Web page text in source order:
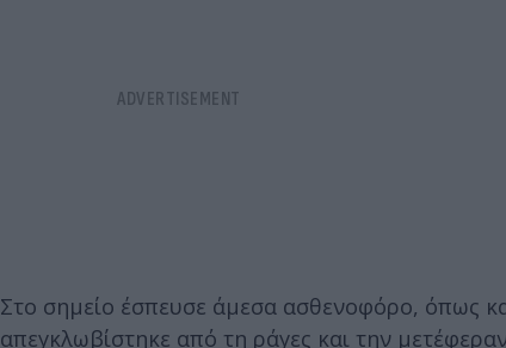
Στο σημείο έσπευσε άμεσα ασθενοφόρο, όπως
απεγκλωβίστηκε από τη ράγες και την